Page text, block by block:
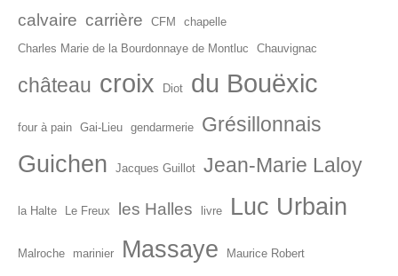
calvaire carrière CFM
chapelle
Charles Marie de la Bourdonnaye de Montluc
Chauvignac
château croix Diot du Bouëxic
four à pain Gai-Lieu gendarmerie Grésillonnais
Guichen Jacques Guillot Jean-Marie Laloy
la Halte Le Freux les Halles livre Luc Urbain
Malroche marinier Massaye Maurice Robert